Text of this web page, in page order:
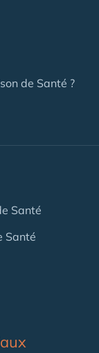
de Santé ?
Santé
Santé